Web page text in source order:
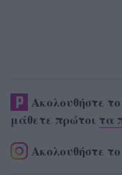
Ακολουθήστε
μάθετε πρώτοι τα
Ακολουθήστε